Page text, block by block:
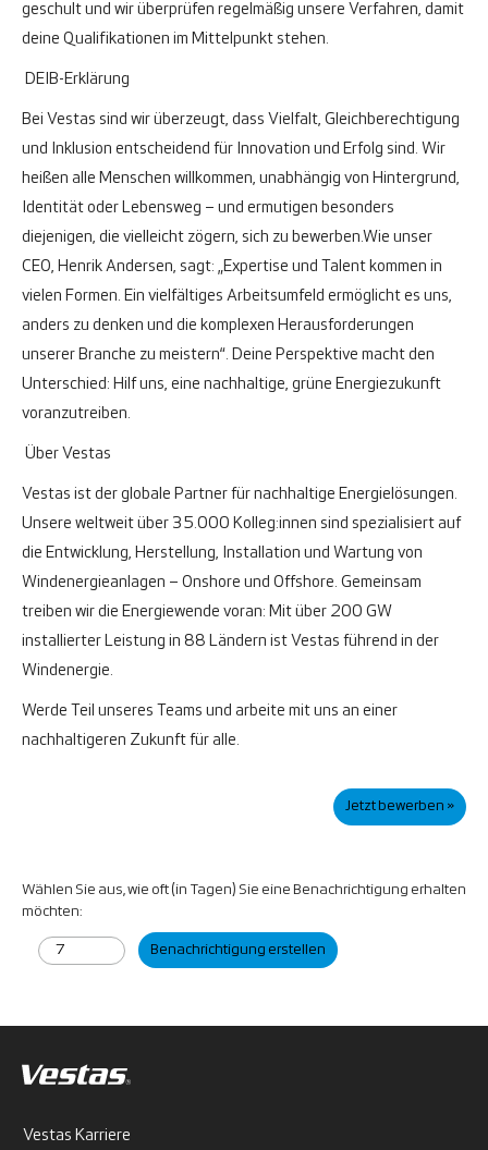
geschult und wir überprüfen regelmäßig unsere Verfahren, damit
deine Qualifikationen im Mittelpunkt stehen.
DEIB-Erklärung
Bei Vestas sind wir überzeugt, dass Vielfalt, Gleichberechtigung
und Inklusion entscheidend für Innovation und Erfolg sind. Wir
heißen alle Menschen willkommen, unabhängig von Hintergrund,
Identität oder Lebensweg – und ermutigen besonders
diejenigen, die vielleicht zögern, sich zu bewerben.Wie unser
CEO, Henrik Andersen, sagt: „Expertise und Talent kommen in
vielen Formen. Ein vielfältiges Arbeitsumfeld ermöglicht es uns,
anders zu denken und die komplexen Herausforderungen
unserer Branche zu meistern“. Deine Perspektive macht den
Unterschied: Hilf uns, eine nachhaltige, grüne Energiezukunft
voranzutreiben.
Über Vestas
Vestas ist der globale Partner für nachhaltige Energielösungen.
Unsere weltweit über 35.000 Kolleg:innen sind spezialisiert auf
die Entwicklung, Herstellung, Installation und Wartung von
Windenergieanlagen – Onshore und Offshore. Gemeinsam
treiben wir die Energiewende voran: Mit über 200 GW
installierter Leistung in 88 Ländern ist Vestas führend in der
Windenergie.
Werde Teil unseres Teams und arbeite mit uns an einer
nachhaltigeren Zukunft für alle.
Jetzt bewerben »
Wählen Sie aus, wie oft (in Tagen) Sie eine Benachrichtigung erhalten
möchten:
Benachrichtigung erstellen
Vestas Karriere